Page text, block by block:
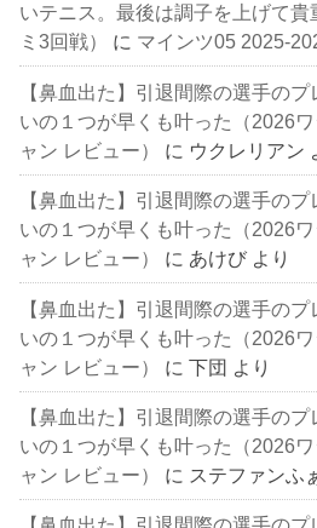
いテニス。最後は調子を上げて
ミ3回戦）
に マインツ05 2025-
【鼻血出た】引退間際の選手の
いの１つが早くも叶った（2026
ャン レビュー）
に ウクレリアン
【鼻血出た】引退間際の選手の
いの１つが早くも叶った（2026
ャン レビュー）
に あけび より
【鼻血出た】引退間際の選手の
いの１つが早くも叶った（2026
ャン レビュー）
に下団 より
【鼻血出た】引退間際の選手の
いの１つが早くも叶った（2026
ャン レビュー）
に ステファンふ